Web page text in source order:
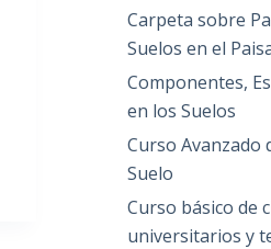
Carpeta sobre
Suelos en el
Componentes,
en los Suelos
Curso Avanzado
Suelo
Curso básico de
universitarios y